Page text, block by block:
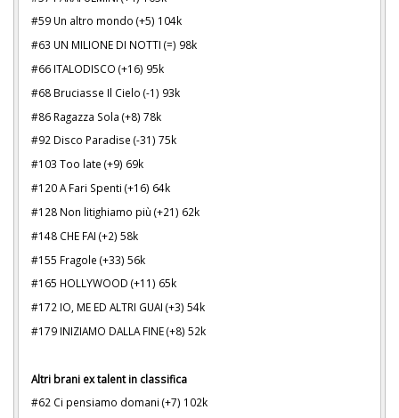
#59 Un altro mondo (+5) 104k
#63 UN MILIONE DI NOTTI (=) 98k
#66 ITALODISCO (+16) 95k
#68 Bruciasse Il Cielo (-1) 93k
#86 Ragazza Sola (+8) 78k
#92 Disco Paradise (-31) 75k
#103 Too late (+9) 69k
#120 A Fari Spenti (+16) 64k
#128 Non litighiamo più (+21) 62k
#148 CHE FAI (+2) 58k
#155 Fragole (+33) 56k
#165 HOLLYWOOD (+11) 65k
#172 IO, ME ED ALTRI GUAI (+3) 54k
#179 INIZIAMO DALLA FINE (+8) 52k
Altri brani ex talent in classifica
#62 Ci pensiamo domani (+7) 102k